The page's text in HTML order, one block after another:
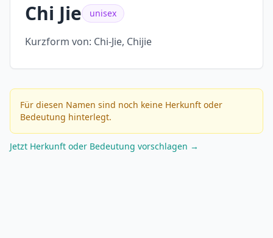
Chi Jie unisex
Kurzform von: Chi-Jie, Chijie
Für diesen Namen sind noch keine Herkunft oder
Bedeutung hinterlegt.
Jetzt Herkunft oder Bedeutung vorschlagen →